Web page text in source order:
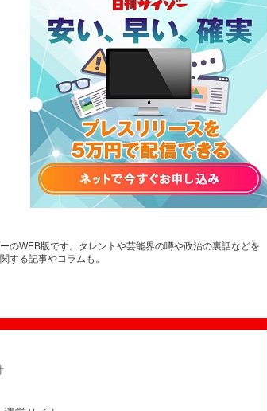
のWEB版です。タレントや芸能界の噂や政治の裏話などを
する記事やコラムも。